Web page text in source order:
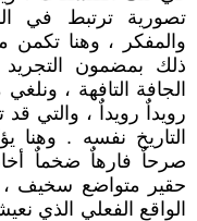
تصورية ترتبط في
والمفكر ، وهنا تكمن
ذلك بمضمون التجريد
الجافة التافهة ،
رويداٌ رويداٌ ، والتي
التاريخ نفسه . وهنا
صرحاٌ فارهاٌ ضخماٌ
حقير متواضع سخيف ،
الواقع الفعلي الذي